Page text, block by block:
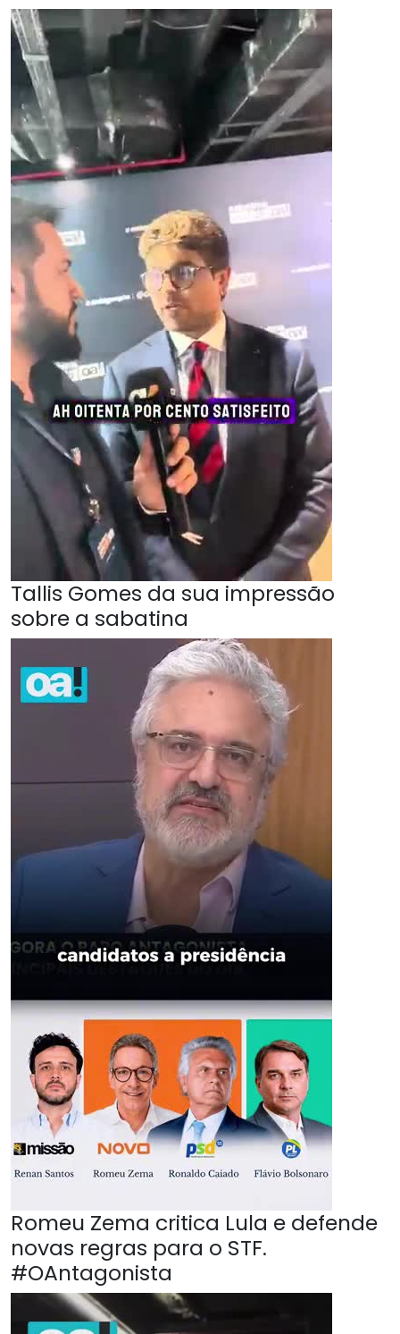
Tallis Gomes da sua impressão
sobre a sabatina
Romeu Zema critica Lula e defende
novas regras para o STF.
#OAntagonista